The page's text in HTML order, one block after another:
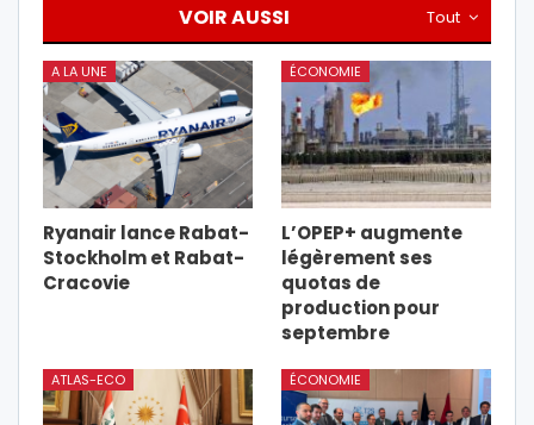
Tout
VOIR AUSSI
A LA UNE
Ryanair lance Rabat-
Stockholm et Rabat-
Cracovie
ÉCONOMIE
L’OPEP+ augmente
légèrement ses
quotas de
production pour
septembre
ATLAS-ECO ÉCONOMIE